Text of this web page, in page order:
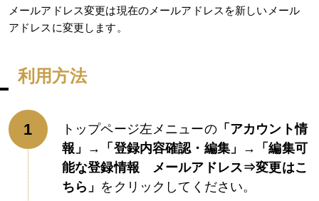
メールアドレス変更は現在のメールアドレスを新しいメール
アドレスに変更します。
利用方法
トップページ左メニューの「アカウント情
報」→「登録内容確認・編集」→「編集可
能な登録情報 メールアドレス⇒変更はこ
ちら」 をクリックしてください。